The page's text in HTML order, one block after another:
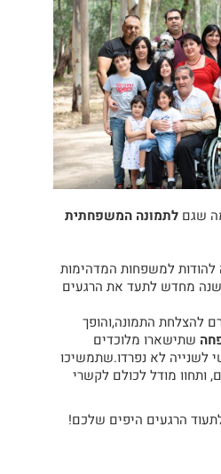
שגם לתמונה המשפחתית
להודות למשפחות המדהימות
שנה מחדש לתעד את הרגעים
להצלחת התמונה,והופך
שתישארו מלוכדים
לשנייה לא נפרדו.שתמשיכו
מודל לכולם לקשרי
הרגעים היפים שלכם!